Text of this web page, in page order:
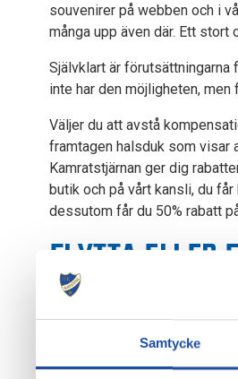
Samtycke
souvenirer på webben och i
många upp även där. Ett
Självklart är
inte har den möjligheten,
Väljer du att avstå
framtagen halsduk som visar
Kamratstjärnan ger dig
butik och på vårt kansli, du
dessutom får du 50% rabatt
FLYTTA ELLER
Nu öppnar vi upp för
årskortsinnehavare har